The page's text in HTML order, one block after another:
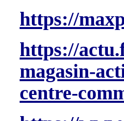
https://
https://
magasin-
centre-